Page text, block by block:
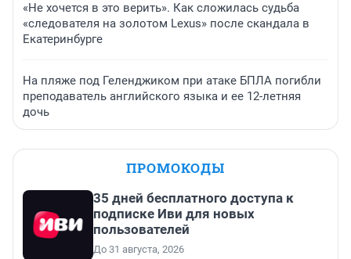
«Не хочется в это верить». Как сложилась судьба
«следователя на золотом Lexus» после скандала в
Екатеринбурге
На пляже под Геленджиком при атаке БПЛА погибли
преподаватель английского языка и ее 12-летняя
дочь
ПРОМОКОДЫ
35 дней бесплатного доступа к
подписке Иви для новых
пользователей
До 31 августа, 2026